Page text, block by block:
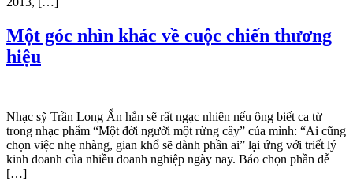
Một góc nhìn khác về cuộc chiến thương
hiệu
Nhạc sỹ Trần Long Ẩn hẳn sẽ rất ngạc nhiên nếu ông biết ca từ
trong nhạc phẩm “Một đời người một rừng cây” của mình: “Ai cũng
chọn việc nhẹ nhàng, gian khổ sẽ dành phần ai” lại ứng với triết lý
kinh doanh của nhiều doanh nghiệp ngày nay. Báo chọn phần dễ
[…]